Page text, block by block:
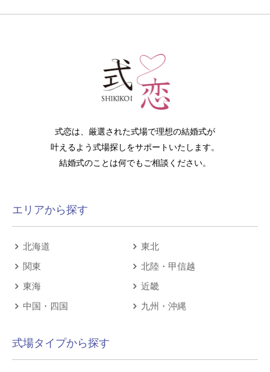
式恋は、厳選された式場で理想の結婚式が
叶えるよう式場探しをサポートいたします。
結婚式のことは何でもご相談ください。
エリアから探す
北海道
東北
関東
北陸・甲信越
東海
近畿
中国・四国
九州・沖縄
式場タイプから探す